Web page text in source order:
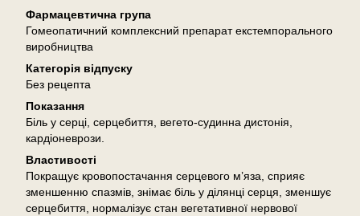
Фармацевтична група
Гомеопатичний комплексний препарат екстемпорального
виробництва
Категорія відпуску
Без рецепта
Показання
Біль у серці, серцебиття, вегето-судинна дистонія,
кардіоневрози.
Властивості
Покращує кровопостачання серцевого м’яза, сприяє
зменшенню спазмів, знімає біль у ділянці серця, зменшує
серцебиття, нормалізує стан вегетативної нервової